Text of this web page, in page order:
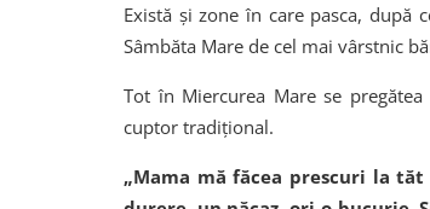
Există și zone în care pasca, după
Sâmbăta Mare de cel mai vârstnic
Tot în Miercurea Mare se
cuptor tradițional.
„Mama mă făcea prescuri la